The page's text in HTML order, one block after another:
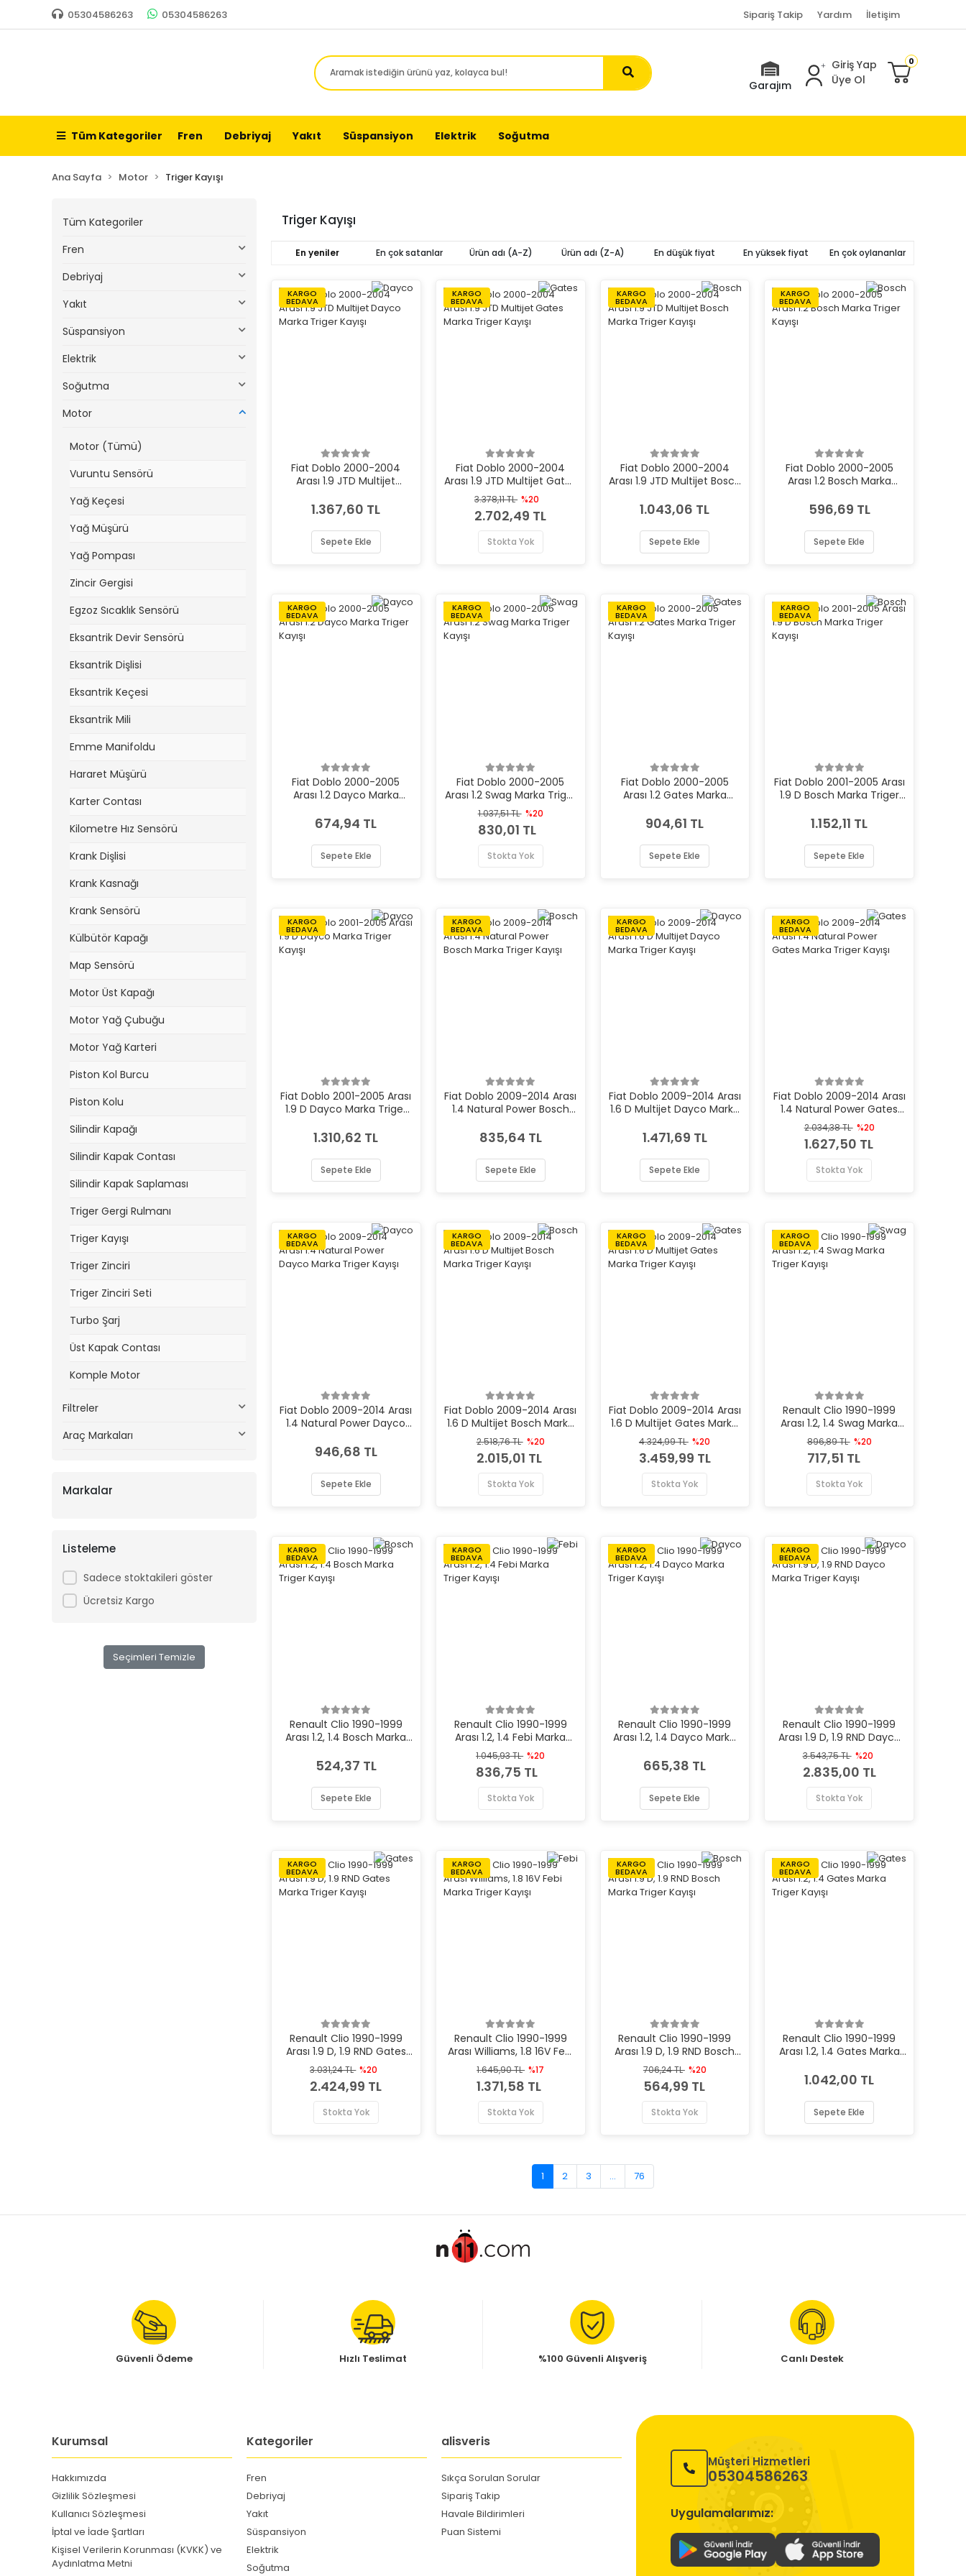
05304586263 05304586263 Sipariş Takip Yardım İletişim
Garajım
Giriş Yap
Üye Ol
0
Tüm Kategoriler Fren Debriyaj Yakıt Süspansiyon Elektrik Soğutma
Ana Sayfa Motor Triger Kayışı
Tüm Kategoriler
Fren
Debriyaj
Yakıt
Süspansiyon
Elektrik
Soğutma
Motor
Motor (Tümü)
Vuruntu Sensörü
Yağ Keçesi
Yağ Müşürü
Yağ Pompası
Zincir Gergisi
Egzoz Sıcaklık Sensörü
Eksantrik Devir Sensörü
Eksantrik Dişlisi
Eksantrik Keçesi
Eksantrik Mili
Emme Manifoldu
Hararet Müşürü
Karter Contası
Kilometre Hız Sensörü
Krank Dişlisi
Krank Kasnağı
Krank Sensörü
Külbütör Kapağı
Map Sensörü
Motor Üst Kapağı
Motor Yağ Çubuğu
Motor Yağ Karteri
Piston Kol Burcu
Piston Kolu
Silindir Kapağı
Silindir Kapak Contası
Silindir Kapak Saplaması
Triger Gergi Rulmanı
Triger Kayışı
Triger Zinciri
Triger Zinciri Seti
Turbo Şarj
Üst Kapak Contası
Komple Motor
Filtreler
Araç Markaları
Markalar
Listeleme
Sadece stoktakileri göster
Ücretsiz Kargo
Seçimleri Temizle
Triger Kayışı
En yeniler En çok satanlar Ürün adı (A-Z) Ürün adı (Z-A) En düşük fiyat En yüksek fiyat En çok oylananlar
KARGO
BEDAVA
Fiat Doblo 2000-2004
Arası 1.9 JTD Multijet
1.367,60 TL
Sepete Ekle
KARGO
BEDAVA
Fiat Doblo 2000-2004
Arası 1.9 JTD Multijet Gates
Marka Triger Kayışı
3.378,11 TL %20
2.702,49 TL
Stokta Yok
KARGO
BEDAVA
Fiat Doblo 2000-2004
Arası 1.9 JTD Multijet Bosch
1.043,06 TL
Sepete Ekle
KARGO
BEDAVA
Fiat Doblo 2000-2005
Arası 1.2 Bosch Marka
596,69 TL
Sepete Ekle
KARGO
BEDAVA
Fiat Doblo 2000-2005
Arası 1.2 Dayco Marka
674,94 TL
Sepete Ekle
KARGO
BEDAVA
Fiat Doblo 2000-2005
Arası 1.2 Swag Marka Triger
Kayışı
1.037,51 TL %20
830,01 TL
Stokta Yok
KARGO
BEDAVA
Fiat Doblo 2000-2005
Arası 1.2 Gates Marka
904,61 TL
Sepete Ekle
KARGO
BEDAVA
Fiat Doblo 2001-2005 Arası
1.9 D Bosch Marka Triger
1.152,11 TL
Sepete Ekle
KARGO
BEDAVA
Fiat Doblo 2001-2005 Arası
1.9 D Dayco Marka Triger
1.310,62 TL
Sepete Ekle
KARGO
BEDAVA
Fiat Doblo 2009-2014 Arası
1.4 Natural Power Bosch
835,64 TL
Sepete Ekle
KARGO
BEDAVA
Fiat Doblo 2009-2014 Arası
1.6 D Multijet Dayco Marka
1.471,69 TL
Sepete Ekle
KARGO
BEDAVA
Fiat Doblo 2009-2014 Arası
1.4 Natural Power Gates
Marka Triger Kayışı
2.034,38 TL %20
1.627,50 TL
Stokta Yok
KARGO
BEDAVA
Fiat Doblo 2009-2014 Arası
1.4 Natural Power Dayco
946,68 TL
Sepete Ekle
KARGO
BEDAVA
Fiat Doblo 2009-2014 Arası
1.6 D Multijet Bosch Marka
Triger Kayışı
2.518,76 TL %20
2.015,01 TL
Stokta Yok
KARGO
BEDAVA
Fiat Doblo 2009-2014 Arası
1.6 D Multijet Gates Marka
Triger Kayışı
4.324,99 TL %20
3.459,99 TL
Stokta Yok
KARGO
BEDAVA
Renault Clio 1990-1999
Arası 1.2, 1.4 Swag Marka
Triger Kayışı
896,89 TL %20
717,51 TL
Stokta Yok
KARGO
BEDAVA
Renault Clio 1990-1999
Arası 1.2, 1.4 Bosch Marka
524,37 TL
Sepete Ekle
KARGO
BEDAVA
Renault Clio 1990-1999
Arası 1.2, 1.4 Febi Marka
Triger Kayışı
1.045,93 TL %20
836,75 TL
Stokta Yok
KARGO
BEDAVA
Renault Clio 1990-1999
Arası 1.2, 1.4 Dayco Marka
665,38 TL
Sepete Ekle
KARGO
BEDAVA
Renault Clio 1990-1999
Arası 1.9 D, 1.9 RND Dayco
Marka Triger Kayışı
3.543,75 TL %20
2.835,00 TL
Stokta Yok
KARGO
BEDAVA
Renault Clio 1990-1999
Arası 1.9 D, 1.9 RND Gates
Marka Triger Kayışı
3.031,24 TL %20
2.424,99 TL
Stokta Yok
KARGO
BEDAVA
Renault Clio 1990-1999
Arası Williams, 1.8 16V Febi
Marka Triger Kayışı
1.645,90 TL %17
1.371,58 TL
Stokta Yok
KARGO
BEDAVA
Renault Clio 1990-1999
Arası 1.9 D, 1.9 RND Bosch
Marka Triger Kayışı
706,24 TL %20
564,99 TL
Stokta Yok
KARGO
BEDAVA
Renault Clio 1990-1999
Arası 1.2, 1.4 Gates Marka
1.042,00 TL
Sepete Ekle
1 2 3 ... 76
Güvenli Ödeme Hızlı Teslimat %100 Güvenli Alışveriş Canlı Destek
Kurumsal
Hakkımızda
Gizlilik Sözleşmesi
Kullanıcı Sözleşmesi
İptal ve İade Şartları
Kişisel Verilerin Korunması (KVKK) ve
Aydınlatma Metni
Kategoriler
Fren
Debriyaj
Yakıt
Süspansiyon
Elektrik
Soğutma
alisveris
Sıkça Sorulan Sorular
Sipariş Takip
Havale Bildirimleri
Puan Sistemi
Müşteri Hizmetleri
05304586263
Uygulamalarımız: